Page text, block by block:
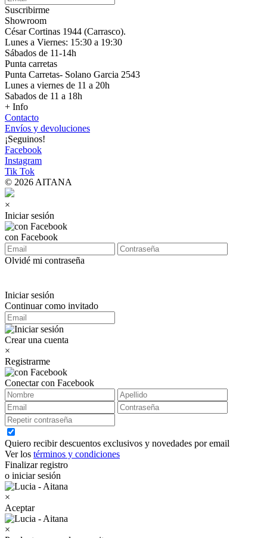
Suscribirme
Showroom
César Cortinas 1944 (Carrasco).
Lunes a Viernes: 15:30 a 19:30
Sábados de 11-14h
Punta carretas
Punta Carretas- Solano Garcia 2543
Lunes a viernes de 11 a 20h
Sabados de 11 a 18h
+ Info
Contacto
Envíos y devoluciones
¡Seguinos!
Facebook
Instagram
Tik Tok
© 2026 AITANA
×
Iniciar sesión
con Facebook
Olvidé mi contraseña
Iniciar sesión
Continuar como invitado
Crear una cuenta
×
Registrarme
Conectar con Facebook
Quiero recibir descuentos exclusivos y novedades por email
Ver los términos y condiciones
Finalizar registro
o iniciar sesión
×
Aceptar
×